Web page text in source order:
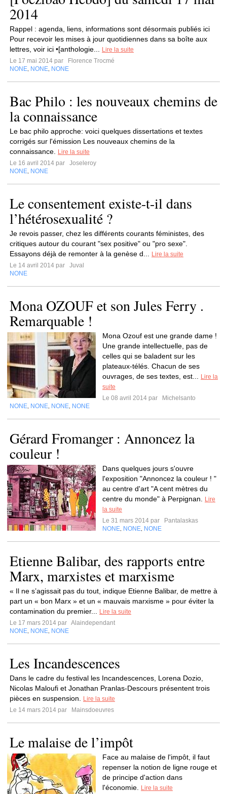
2014
Rappel : agenda, liens, informations sont désormais publiés ici
Pour recevoir les mises à jour quotidiennes dans sa boîte aux
lettres, voir ici •[anthologie...
Lire la suite
Le 17 mai 2014 par
Florence Trocmé
NONE NONE NONE
Bac Philo : les nouveaux chemins de
la connaissance
Le bac philo approche: voici quelques dissertations et textes
corrigés sur l'émission Les nouveaux chemins de la
connaissance.
Lire la suite
Le 16 avril 2014 par
Joseleroy
NONE NONE
Le consentement existe-t-il dans
l’hétérosexualité ?
Je revois passer, chez les différents courants féministes, des
critiques autour du courant "sex positive" ou "pro sexe".
Essayons déjà de remonter à la genèse d...
Lire la suite
Le 14 avril 2014 par
Juval
NONE
Mona OZOUF et son Jules Ferry .
Remarquable !
Mona Ozouf est une grande dame !
Une grande intellectuelle, pas de
celles qui se baladent sur les
plateaux-télés. Chacun de ses
ouvrages, de ses textes, est...
Lire la
suite
Le 08 avril 2014 par
Michelsanto
NONE NONE NONE NONE
Gérard Fromanger : Annoncez la
couleur !
Dans quelques jours s'ouvre
l'exposition "Annoncez la couleur ! "
au centre d'art "A cent mètres du
centre du monde" à Perpignan.
Lire
la suite
Le 31 mars 2014 par
Pantalaskas
NONE NONE NONE
Etienne Balibar, des rapports entre
Marx, marxistes et marxisme
« Il ne s’agissait pas du tout, indique Etienne Balibar, de mettre à
part un « bon Marx » et un « mauvais marxisme » pour éviter la
contamination du premier...
Lire la suite
Le 17 mars 2014 par Alaindependant
NONE NONE NONE
Les Incandescences
Dans le cadre du festival les Incandescences, Lorena Dozio,
Nicolas Maloufi et Jonathan Pranlas-Descours présentent trois
pièces en suspension.
Lire la suite
Le 14 mars 2014 par
Mainsdoeuvres
Le malaise de l’impôt
Face au malaise de l'impôt, il faut
repenser la notion de ligne rouge et
de principe d'action dans
l'économie.
Lire la suite